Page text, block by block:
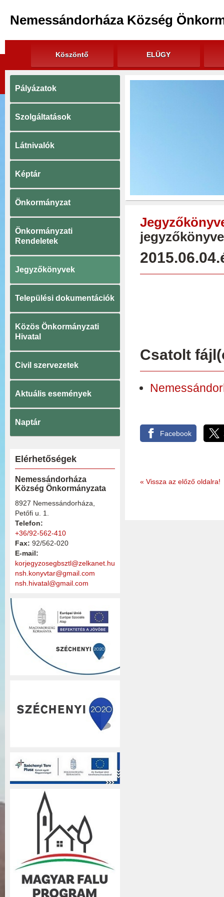
Nemessándorháza Község
Köszöntő ELÜGY
Pályázatok
Szolgáltatások
Látnivalók
Képtár
Önkormányzat
Önkormányzati
Rendeletek
Jegyzőkönyvek
Települési dokumentációk
Közös Önkormányzati
Hivatal
Civil szervezetek
Aktuális események
Naptár
Elérhetőségek
Nemessándorháza
Község Önkormányzata
8927 Nemessándorháza,
Petőfi u. 1.
Telefon:
+36/92-562-410
Fax: 92/562-020
E-mail:
korjegyzosegbsztl@zelkanet.hu
nsh.konyvtar@gmail.com
nsh.hivatal@gmail.com
jegyzőkönyve
Csatolt
Facebook
« Vissza az előző oldalra!